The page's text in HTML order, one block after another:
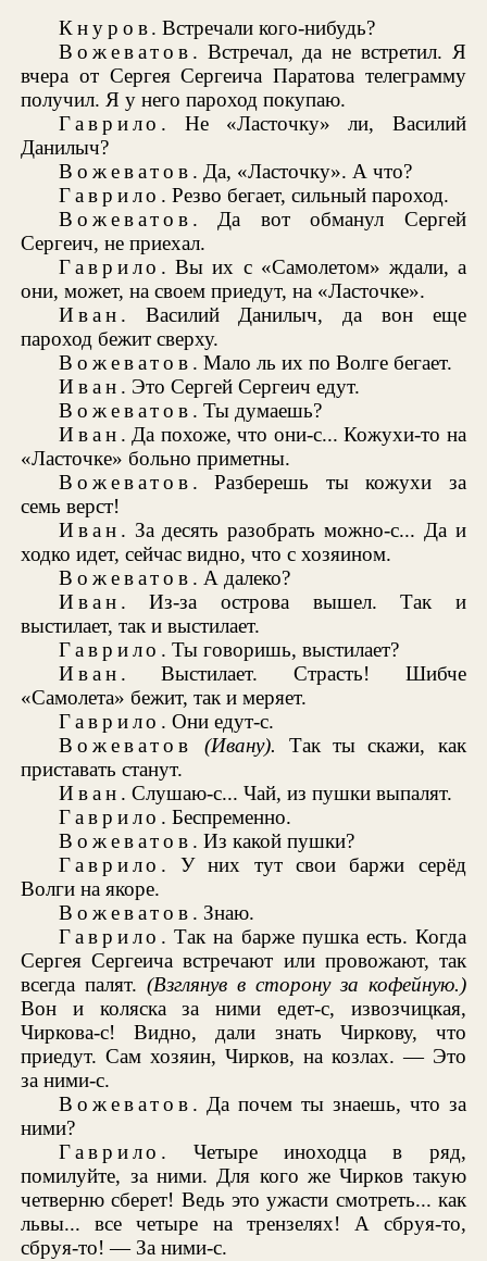
Кнуров. Встречали кого-нибудь?
Вожеватов . Встречал, да не встретил. Я
вчера от Сергея Сергеича Паратова телеграмму
получил. Я у него пароход покупаю.
Гаврило . Не «Ласточку» ли, Василий
Данилыч?
Вожеватов . Да, «Ласточку». А что?
Гаврило . Резво бегает, сильный пароход.
Вожеватов . Да вот обманул Сергей
Сергеич, не приехал.
Гаврило . Вы их с «Самолетом» ждали, а
они, может, на своем приедут, на «Ласточке».
Иван . Василий Данилыч, да вон еще
пароход бежит сверху.
Вожеватов . Мало ль их по Волге бегает.
Иван . Это Сергей Сергеич едут.
Вожеватов . Ты думаешь?
Иван . Да похоже, что они-с... Кожухи-то на
«Ласточке» больно приметны.
Вожеватов . Разберешь ты кожухи за
семь верст!
Иван . За десять разобрать можно-с... Да и
ходко идет, сейчас видно, что с хозяином.
Вожеватов . А далеко?
Иван . Из-за острова вышел. Так и
выстилает, так и выстилает.
Гаврило . Ты говоришь, выстилает?
Иван . Выстилает. Страсть! Шибче
«Самолета» бежит, так и меряет.
Гаврило . Они едут-с.
Вожеватов
(Ивану).
Так ты скажи, как
приставать станут.
Иван . Слушаю-с... Чай, из пушки выпалят.
Гаврило . Беспременно.
Вожеватов . Из какой пушки?
Гаврило . У них тут свои баржи серёд
Волги на якоре.
Вожеватов . Знаю.
Гаврило . Так на барже пушка есть. Когда
Сергея Сергеича встречают или провожают, так
всегда палят.(Взглянув в сторону за кофейную.)
Вон и коляска за ними едет-с, извозчицкая,
Чиркова-с! Видно, дали знать Чиркову, что
приедут. Сам хозяин, Чирков, на козлах. — Это
за ними-с.
Вожеватов . Да почем ты знаешь, что за
ними?
Гаврило . Четыре иноходца в ряд,
помилуйте, за ними. Для кого же Чирков такую
четверню сберет! Ведь это ужасти смотреть... как
львы... все четыре на трензелях! А сбруя-то,
сбруя-то! — За ними-с.